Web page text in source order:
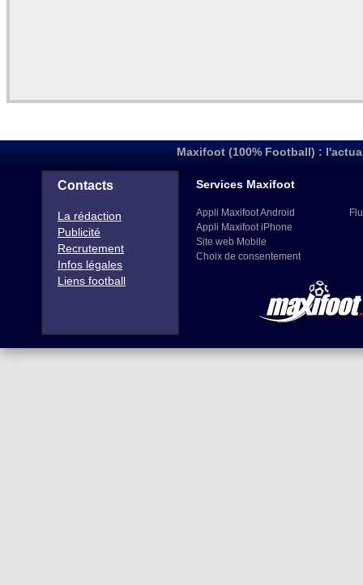
Maxifoot (100% Football) :
Contacts
La rédaction
Publicité
Recrutement
Infos légales
Liens football
Services Maxifoot
Appli Maxifoot Android
Appli Maxifoot iPhone
Site web Mobile
Choix de consentement